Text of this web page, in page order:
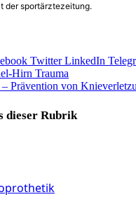
der sportärztezeitung.
Twitter LinkedIn
Hirn Trauma
Prävention von
dieser Rubrik